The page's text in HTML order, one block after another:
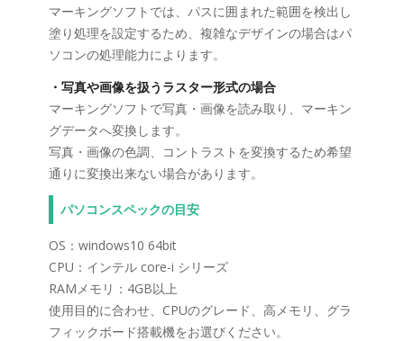
マーキングソフトでは、パスに囲まれた範囲を検出し
塗り処理を設定するため、複雑なデザインの場合はパ
ソコンの処理能力によります。
・写真や画像を扱うラスター形式の場合
マーキングソフトで写真・画像を読み取り、マーキン
グデータへ変換します。
写真・画像の色調、コントラストを変換するため希望
通りに変換出来ない場合があります。
パソコンスペックの目安
OS：windows10 64bit
CPU：インテル core-i シリーズ
RAMメモリ：4GB以上
使用目的に合わせ、CPUのグレード、高メモリ、グラ
フィックボード搭載機をお選びください。